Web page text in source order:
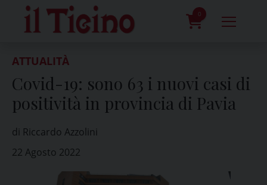
content
0
ATTUALITÀ
Covid-19: sono 63 i nuovi casi di
positività in provincia di Pavia
di Riccardo Azzolini
22 Agosto 2022